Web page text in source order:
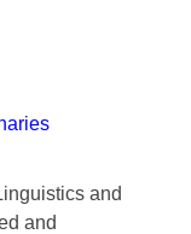
and
and